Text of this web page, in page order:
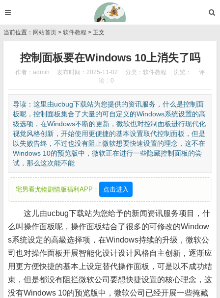
当前位置： 网站首页 > 软件教程 > 正文
控制面板要在Windows 10上消失了吗
作者：admin 发布时间：2025-11-02 分类： 软件教程 浏览：
评
论：0
导读：这里由ucbug下载站为您提供的资讯服务，什么是控制面
板呢，控制面板集合了大量的可自定义的Windows系统设置的高
级选项，在Windows不断的更新，微软也对控制面板进行现代化
视觉风格创新，开始使用更便捷的基本设置取代控制面板，但是
以失败告终，不过也没有阻止微软想要快速设置的理念，这不在
Windows 10的预览版中，微软正在进行一些隐藏控制面板的尝
试，那么这次能不能
宅男看尤物剧情版福利APP： 点击进入
这儿由ucbug下载站为您给予的新闻资讯服务项目，什
么叫操作面板呢，操作面板结合了很多的可修改的Window
s系统设定的高級选择项，在Windows持续的升级，微软公
司也对操作面板开展智能化设计设计风格自主创新，逐渐应
用更方便快捷的基本上设定替代操作面板，可是以不成功结
束，但是都没有阻拦微软公司要想快捷设置的核心理念，这
没有Windows 10的预览版中，微软公司已经开展一些掩藏